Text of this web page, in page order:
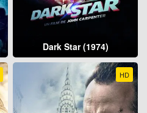
Dark Star (1974)
HD